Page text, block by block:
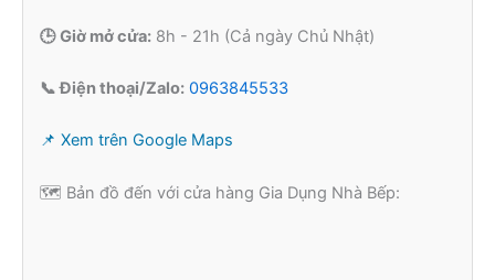
🕒 Giờ mở cửa: 8h - 21h (Cả ngày Chủ Nhật)
📞 Điện thoại/Zalo: 0963845533
📌 Xem trên Google Maps
🗺️ Bản đồ đến với cửa hàng Gia Dụng Nhà Bếp: